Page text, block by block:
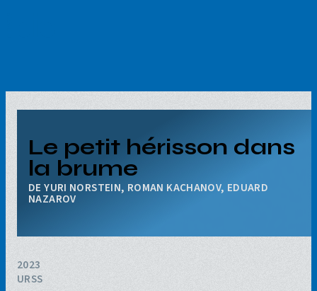
Le petit hérisson dans
la brume
YURI NORSTEIN, ROMAN KACHANOV, EDUARD
NAZAROV
2023
URSS